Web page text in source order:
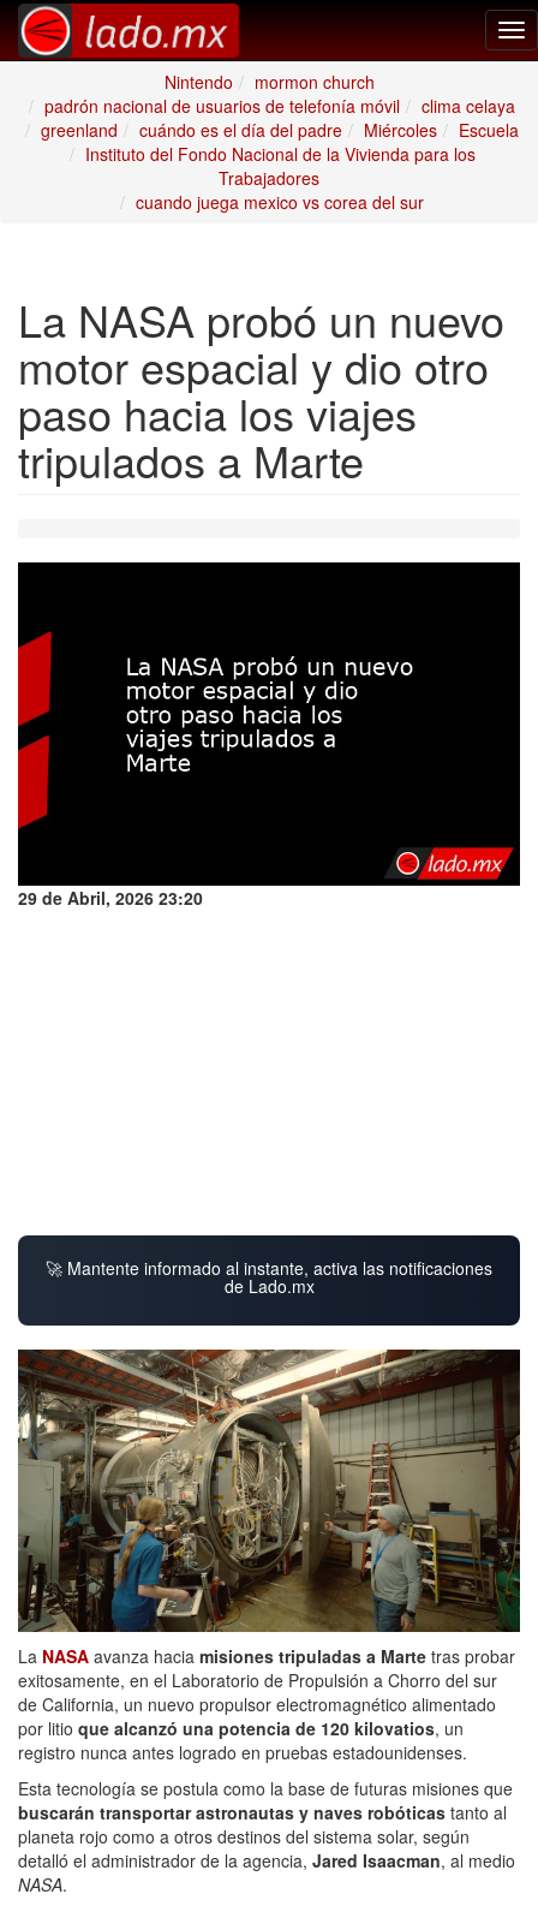
Nintendo
mormon church
padrón nacional de usuarios de telefonía móvil
clima celaya
greenland
cuándo es el día del padre Miércoles
Escuela
Instituto del Fondo Nacional de la Vivienda para los
Trabajadores
cuando juega mexico vs corea del sur
La NASA probó un nuevo
motor espacial y dio otro
paso hacia los viajes
tripulados a Marte
29 de Abril, 2026 23:20
🚀 Mantente informado al instante, activa las notificaciones
de Lado.mx
La NASA avanza hacia misiones tripuladas a Marte tras probar
exitosamente, en el Laboratorio de Propulsión a Chorro del sur
de California, un nuevo propulsor electromagnético alimentado
por litio que alcanzó una potencia de 120 kilovatios, un
registro nunca antes logrado en pruebas estadounidenses.
Esta tecnología se postula como la base de futuras misiones que
buscarán transportar astronautas y naves robóticas tanto al
planeta rojo como a otros destinos del sistema solar, según
detalló el administrador de la agencia, Jared Isaacman, al medio
NASA.